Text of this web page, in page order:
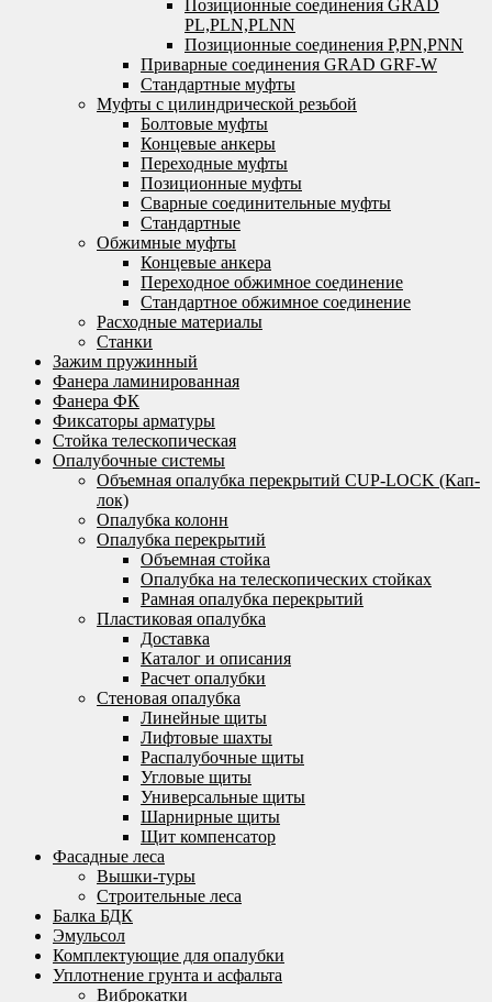
Позиционные соединения GRAD
PL,PLN,PLNN
Позиционные соединения P,PN,PNN
Приварные соединения GRAD GRF-W
Стандартные муфты
Муфты с цилиндрической резьбой
Болтовые муфты
Концевые анкеры
Переходные муфты
Позиционные муфты
Сварные соединительные муфты
Стандартные
Обжимные муфты
Концевые анкера
Переходное обжимное соединение
Стандартное обжимное соединение
Расходные материалы
Станки
Зажим пружинный
Фанера ламинированная
Фанера ФК
Фиксаторы арматуры
Стойка телескопическая
Опалубочные системы
Объемная опалубка перекрытий CUP-LOCK (Кап-
лок)
Опалубка колонн
Опалубка перекрытий
Объемная стойка
Опалубка на телескопических стойках
Рамная опалубка перекрытий
Пластиковая опалубка
Доставка
Каталог и описания
Расчет опалубки
Стеновая опалубка
Линейные щиты
Лифтовые шахты
Распалубочные щиты
Угловые щиты
Универсальные щиты
Шарнирные щиты
Щит компенсатор
Фасадные леса
Вышки-туры
Строительные леса
Балка БДК
Эмульсол
Комплектующие для опалубки
Уплотнение грунта и асфальта
Виброкатки